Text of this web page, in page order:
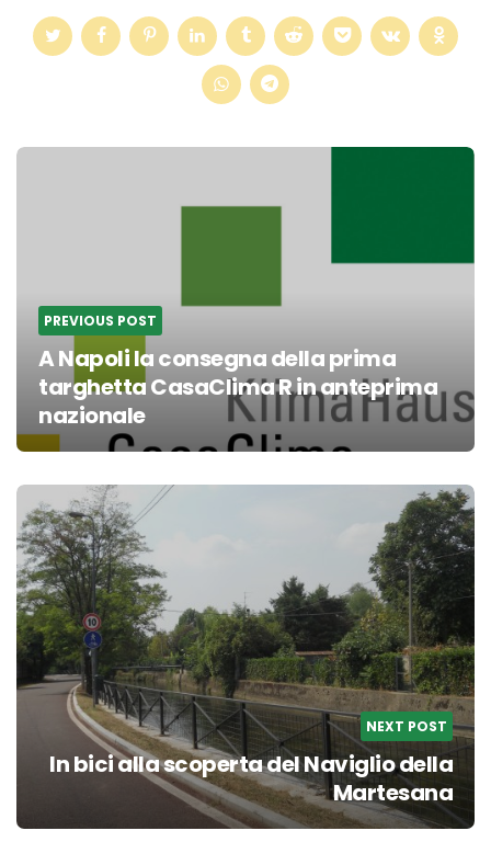
Post
PREVIOUS POST
A Napoli la consegna della prima
targhetta CasaClima R in anteprima
nazionale
NEXT POST
In bici alla scoperta del Naviglio della
Martesana